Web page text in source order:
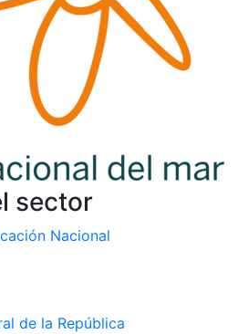
sector
Nacional
de la República